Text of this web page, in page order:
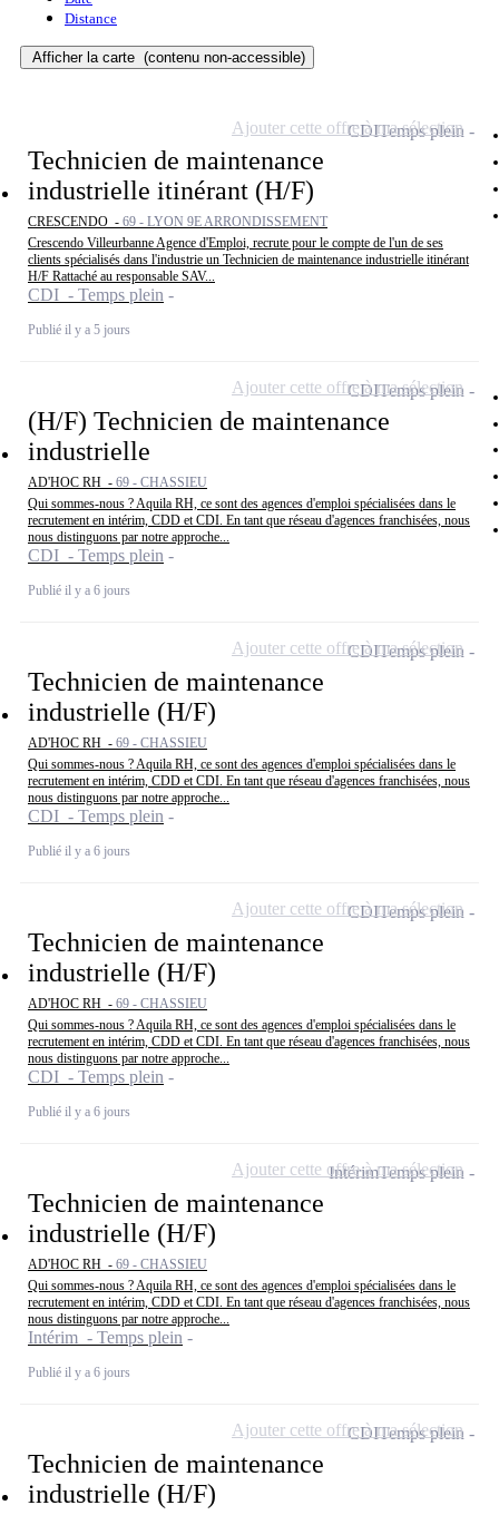
Distance
Afficher la carte (contenu non-accessible)
Technicien de maintenance
industrielle itinérant (H/F)
CRESCENDO - 69 - LYON 9E ARRONDISSEMENT
Crescendo Villeurbanne Agence d'Emploi, recrute pour le compte de l'un de ses
clients spécialisés dans l'industrie un Technicien de maintenance industrielle itinérant
H/F Rattaché au responsable SAV...
CDI - Temps plein
Publié il y a 5 jours
CDITemps plein
Ajouter cette offre à ma sélection
(H/F) Technicien de maintenance
industrielle
AD'HOC RH - 69 - CHASSIEU
Qui sommes-nous ? Aquila RH, ce sont des agences d'emploi spécialisées dans le
recrutement en intérim, CDD et CDI. En tant que réseau d'agences franchisées, nous
nous distinguons par notre approche...
CDI - Temps plein
Publié il y a 6 jours
CDITemps plein
Ajouter cette offre à ma sélection
Technicien de maintenance
industrielle (H/F)
AD'HOC RH - 69 - CHASSIEU
Qui sommes-nous ? Aquila RH, ce sont des agences d'emploi spécialisées dans le
recrutement en intérim, CDD et CDI. En tant que réseau d'agences franchisées, nous
nous distinguons par notre approche...
CDI - Temps plein
Publié il y a 6 jours
CDITemps plein
Ajouter cette offre à ma sélection
Technicien de maintenance
industrielle (H/F)
AD'HOC RH - 69 - CHASSIEU
Qui sommes-nous ? Aquila RH, ce sont des agences d'emploi spécialisées dans le
recrutement en intérim, CDD et CDI. En tant que réseau d'agences franchisées, nous
nous distinguons par notre approche...
CDI - Temps plein
Publié il y a 6 jours
CDITemps plein
Ajouter cette offre à ma sélection
Technicien de maintenance
industrielle (H/F)
AD'HOC RH - 69 - CHASSIEU
Qui sommes-nous ? Aquila RH, ce sont des agences d'emploi spécialisées dans le
recrutement en intérim, CDD et CDI. En tant que réseau d'agences franchisées, nous
nous distinguons par notre approche...
Intérim - Temps plein
Publié il y a 6 jours
IntérimTemps plein
Ajouter cette offre à ma sélection
Technicien de maintenance
industrielle (H/F)
CDITemps plein
Ajouter cette offre à ma sélection